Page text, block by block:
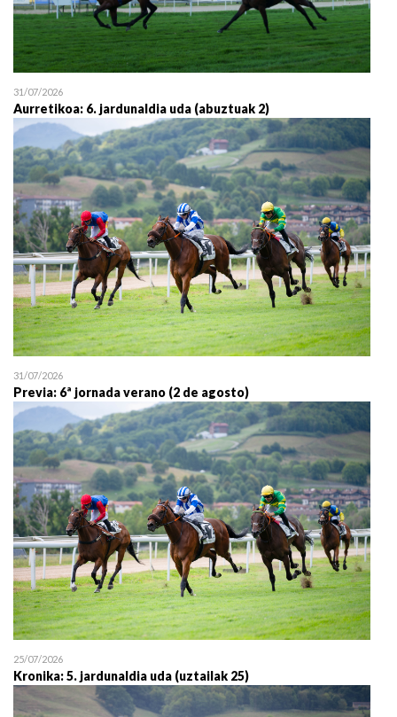
31/07/2026
Aurretikoa: 6. jardunaldia uda (abuztuak 2)
31/07/2026
Previa: 6ª jornada verano (2 de agosto)
25/07/2026
Kronika: 5. jardunaldia uda (uztailak 25)